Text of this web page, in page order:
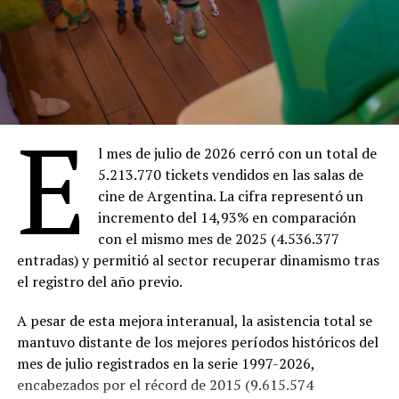
18:30 – Ahí donde no estás
(Entrada $4.000)
20:30 –
Facultad(Entrada gratuita)
Sábado 8
18:30 –
Ahí donde no estás(Entrada $4.000)
20:30 –
The Thing
(Entrada $4.000)
Domingo 9
18:00 –Ahí donde no estás(Entrada $4.000)
20:00 –Dios y el diablo en la tierra del solen 16
mm ($Entrada 4.000)
Lunes 10
18:30 –Ahí donde no estás (Entrada $4.000)
20:30 –Marcado para matar(Entrada gratuita)
18:30 –Ahí donde no estás(Entrada $4.000)
20:30 –Trilogy of Terror(Entrada $4.000)
Miércoles 12
18:30 –Ahí donde no estás($Entrada 4.000)
E
l mes de julio de 2026 cerró con un total de
5.213.770 tickets vendidos en las salas de
cine de Argentina. La cifra representó un
incremento del 14,93% en comparación
con el mismo mes de 2025 (4.536.377
entradas) y permitió al sector recuperar dinamismo tras
el registro del año previo.
A pesar de esta mejora interanual, la asistencia total se
mantuvo distante de los mejores períodos históricos del
mes de julio registrados en la serie 1997-2026,
encabezados por el récord de 2015 (9.615.574